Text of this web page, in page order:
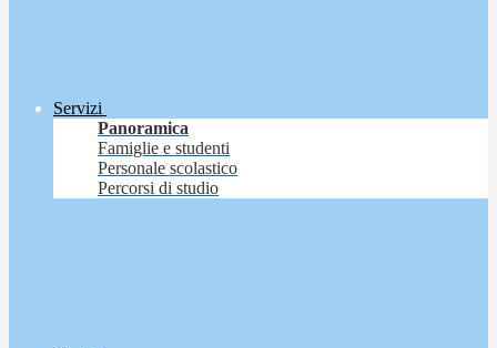
Servizi
Panoramica
Famiglie e studenti
Personale scolastico
Percorsi di studio